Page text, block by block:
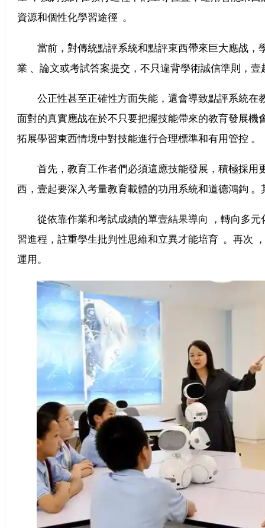
資源和個性化學習途徑  。
當前，對傳統點評系統和點評東西帶來巨大應战
業 、論文或考試答案提交，不只違背學術誠信準則
公正性甚至正確性方面失能，還會導致點評系統在教育
面對的真實應战在於不只要把握技能帶來的教育發展機會
拓展學習東西情境中對技能進行合理標準和有用管控 。
首先，教育工作者們必須這應技能發展，積極採用
西，壹起要深入考量教育載體的功用系統和道德鴻鉤 。
從依靠作業和考試成績的單壹結果導向 ，轉向多元
習進程，註重學生批判性思維和立異才能培育  。再次
運用。